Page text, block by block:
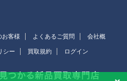
お客様 よくあるご質問 会社概
シー 買取規約 ログイン